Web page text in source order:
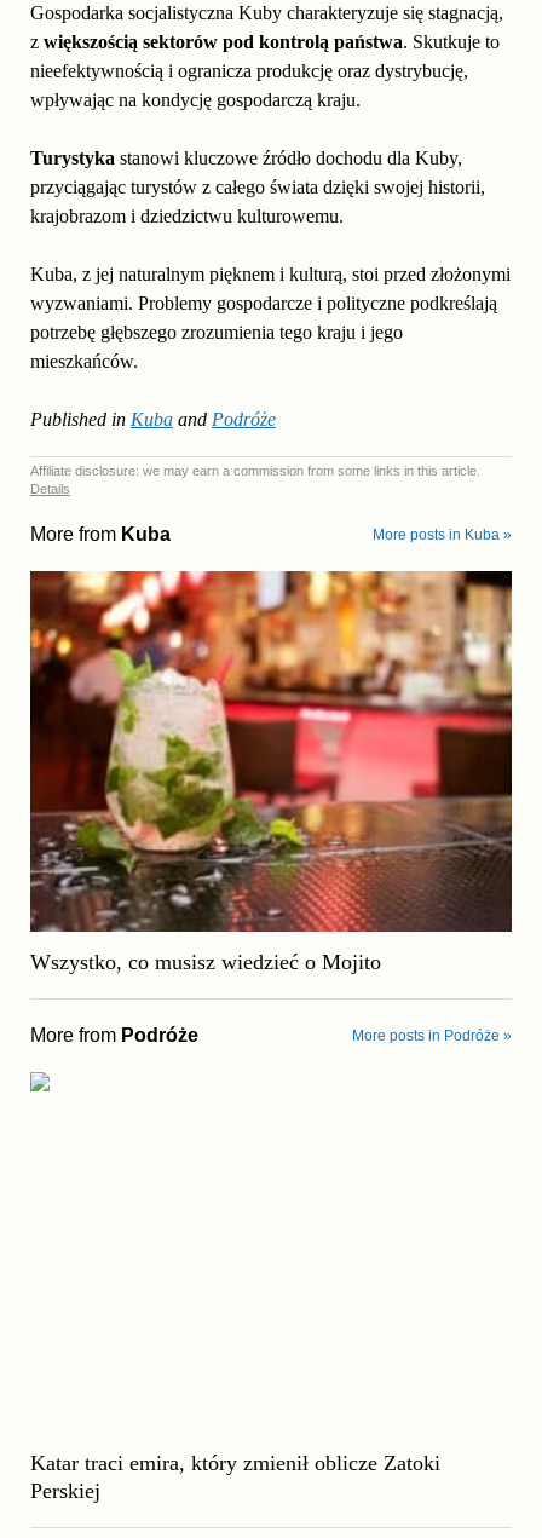
Gospodarka socjalistyczna Kuby charakteryzuje się stagnacją,
zwiększością sektorów pod kontrolą państwa. Skutkuje to
nieefektywnością i ogranicza produkcję oraz dystrybucję,
wpływając na kondycję gospodarczą kraju.
Turystyka stanowi kluczowe źródło dochodu dla Kuby,
przyciągając turystów z całego świata dzięki swojej historii,
krajobrazom i dziedzictwu kulturowemu.
Kuba, z jej naturalnym pięknem i kulturą, stoi przed złożonymi
wyzwaniami. Problemy gospodarcze i polityczne podkreślają
potrzebę głębszego zrozumienia tego kraju i jego
mieszkańców.
Published in Kubaand Podróże
Affiliate disclosure: we may earn a commission from some links in this article.
Details
More from Kuba More posts in Kuba »
Wszystko, co musisz wiedzieć o Mojito
More from Podróże More posts in Podróże »
Katar traci emira, który zmienił oblicze Zatoki
Perskiej